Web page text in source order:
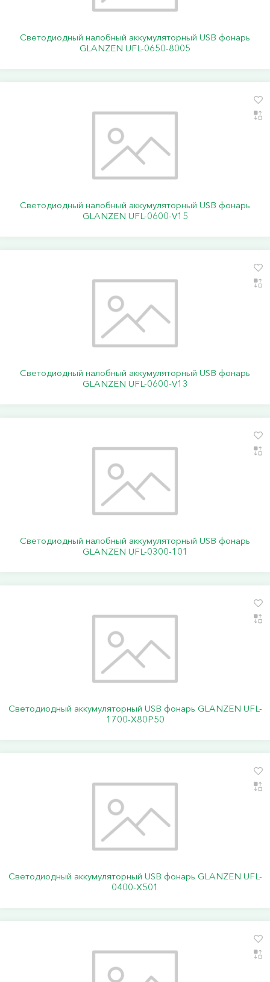
Светодиодный налобный аккумуляторный USB фонарь
GLANZEN UFL-0650-8005
Светодиодный налобный аккумуляторный USB фонарь
GLANZEN UFL-0600-V15
Светодиодный налобный аккумуляторный USB фонарь
GLANZEN UFL-0600-V13
Светодиодный налобный аккумуляторный USB фонарь
GLANZEN UFL-0300-101
Светодиодный аккумуляторный USB фонарь GLANZEN UFL-
1700-X80P50
Светодиодный аккумуляторный USB фонарь GLANZEN UFL-
0400-X501